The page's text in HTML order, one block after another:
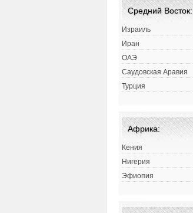
Средний Восток:
Израиль
Иран
ОАЭ
Саудовская Аравия
Турция
Африка:
Кения
Нигерия
Эфиопия